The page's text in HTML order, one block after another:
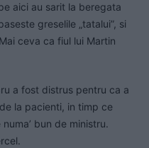
aici au sarit la beregata
greselile „tatalui”, si
ceva ca fiul lui Martin
a fost distrus pentru ca a
la pacienti, in timp ce
bun de ministru.